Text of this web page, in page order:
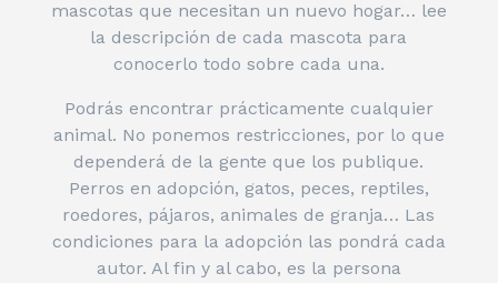
mascotas que necesitan un nuevo hogar… lee
la descripción de cada mascota para
conocerlo todo sobre cada una.
Podrás encontrar prácticamente cualquier
animal. No ponemos restricciones, por lo que
dependerá de la gente que los publique.
Perros en adopción, gatos, peces, reptiles,
roedores, pájaros, animales de granja… Las
condiciones para la adopción las pondrá cada
autor. Al fin y al cabo, es la persona